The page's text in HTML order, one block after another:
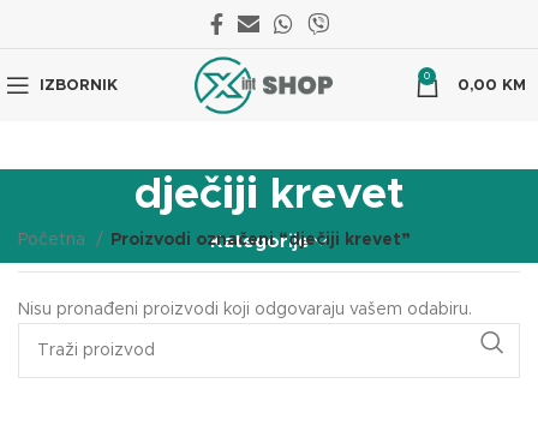
IZBORNIK
0
0,00 KM
dječiji krevet
Kategorije
Početna Proizvodi označeni “dječiji krevet”
Nisu pronađeni proizvodi koji odgovaraju vašem odabiru.